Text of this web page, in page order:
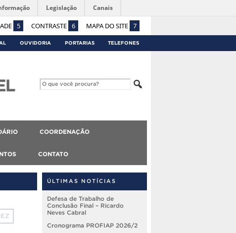
5 CONTRASTE 6 MAPA DO SITE 7
Legislação Canais
OUVIDORIA PORTARIAS TELEFONES
COORDENAÇÃO
CONTATO
ÚLTIMAS NOTÍCIAS
Defesa de Trabalho de
Conclusão Final – Ricardo
Neves Cabral
Cronograma PROFIAP 2026/2